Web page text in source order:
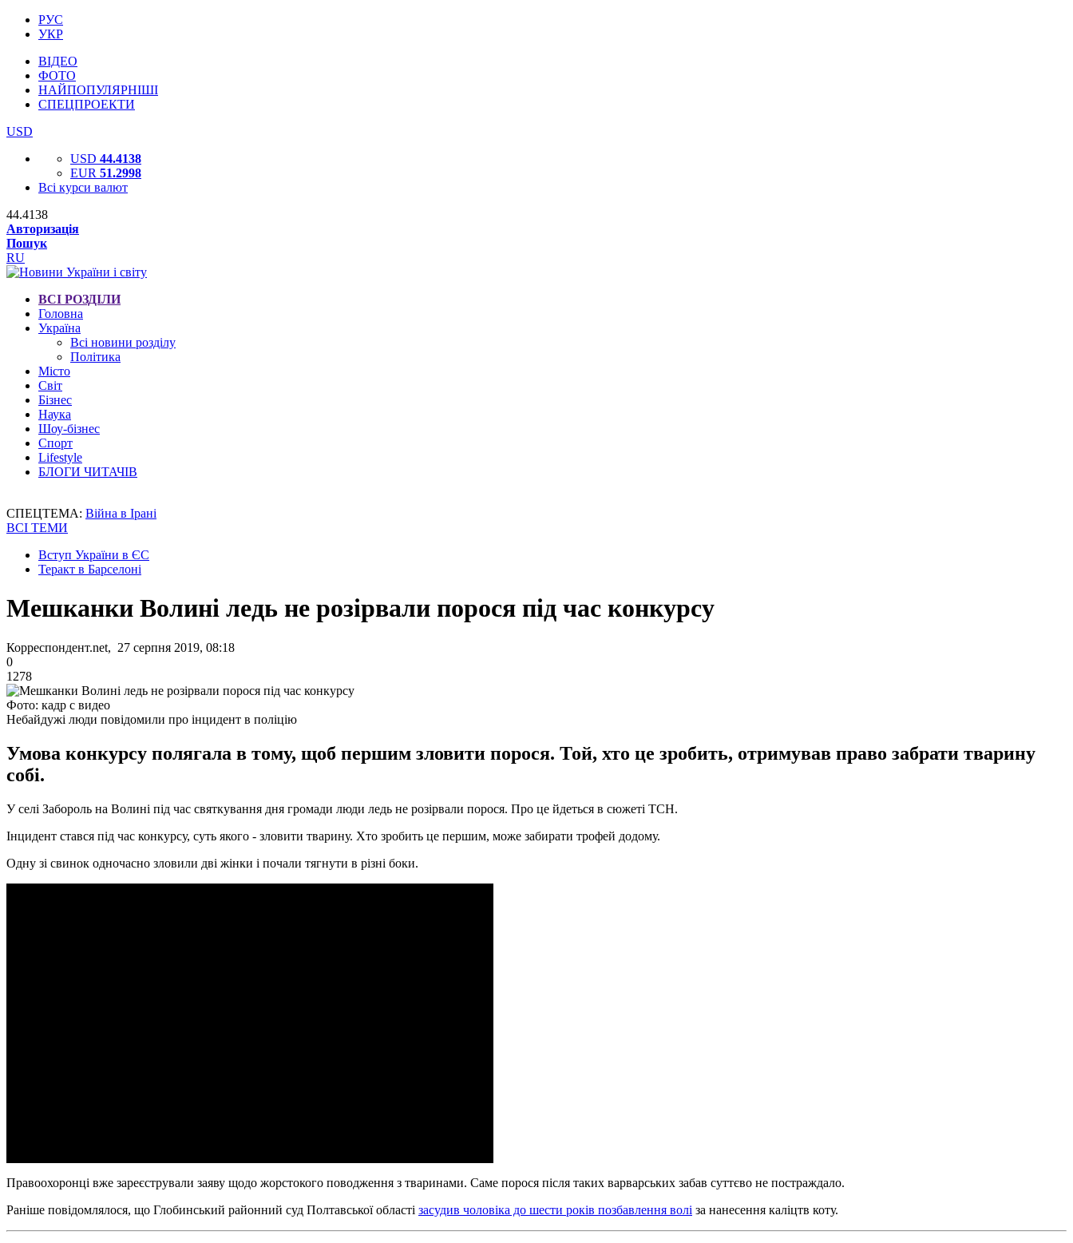
РУС
УКР
ВІДЕО
ФОТО
НАЙПОПУЛЯРНІШІ
СПЕЦПРОЕКТИ
USD
USD 44.4138
EUR 51.2998
Всі курси валют
44.4138
Авторизація
Пошук
RU
ВСІ РОЗДІЛИ
Головна
Україна
Всі новини розділу
Політика
Місто
Світ
Бізнес
Наука
Шоу-бізнес
Спорт
Lifestyle
БЛОГИ ЧИТАЧІВ
СПЕЦТЕМА: Війна в Ірані
ВСІ ТЕМИ
Вступ України в ЄС
Теракт в Барселоні
Мешканки Волині ледь не розірвали порося під час конкурсу
Корреспондент.net, 27 серпня 2019, 08:18
0
1278
Фото: кадр с видео
Небайдужі люди повідомили про інцидент в поліцію
Умова конкурсу полягала в тому, щоб першим зловити порося. Той, хто це зробить, отримував право забрати тварину
собі.
У селі Забороль на Волині під час святкування дня громади люди ледь не розірвали порося. Про це йдеться в сюжеті ТСН.
Інцидент стався під час конкурсу, суть якого - зловити тварину. Хто зробить це першим, може забирати трофей додому.
Одну зі свинок одночасно зловили дві жінки і почали тягнути в різні боки.
Правоохоронці вже зареєстрували заяву щодо жорстокого поводження з тваринами. Саме порося після таких варварських забав суттєво не постраждало.
Раніше повідомлялося, що Глобинський районний суд Полтавської області засудив чоловіка до шести років позбавлення волі за нанесення каліцтв коту.